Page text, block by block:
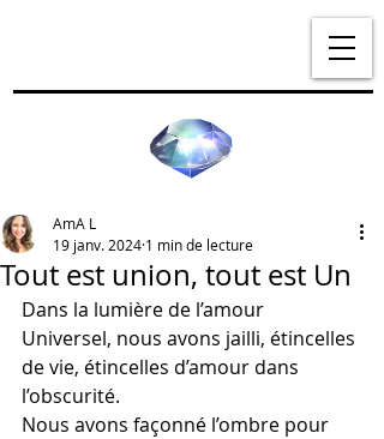
Tout est union, tout est Un
AmA L
19 janv. 2024 1 min de lecture
Dans la lumière de l’amour
Universel, nous avons jailli, étincelles
de vie, étincelles d’amour dans
l’obscurité.
Nous avons façonné l’ombre pour